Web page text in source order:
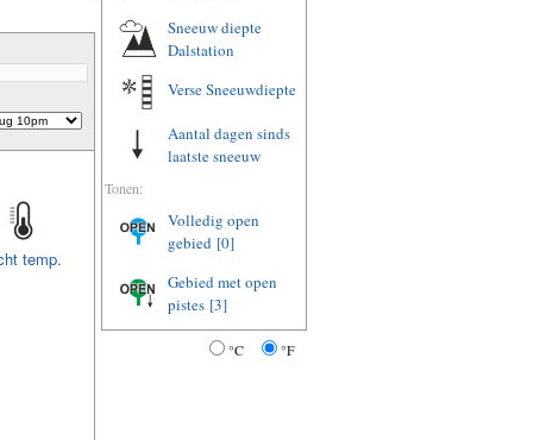
temp.
Sneeuw diepte
Dalstation
Verse Sneeuwdiepte
Aantal dagen sinds
laatste sneeuw
Tonen:
Volledig open
gebied [0]
Gebied met open
pistes [3]
°C °F